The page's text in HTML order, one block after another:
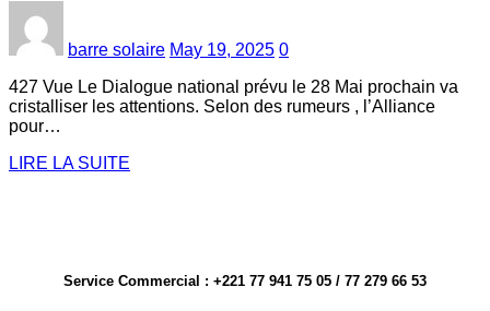
barre solaire May 19, 2025 0
427 Vue Le Dialogue national prévu le 28 Mai prochain va
cristalliser les attentions. Selon des rumeurs , l’Alliance
pour…
LIRE LA SUITE
Service Commercial : +221 77 941 75 05 / 77 279 66 53